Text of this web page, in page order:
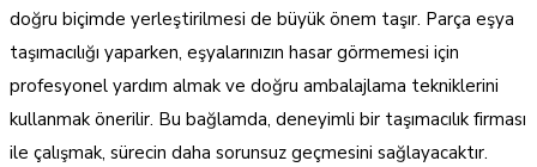
doğru biçimde yerleştirilmesi de büyük önem taşır. Parça eşya
taşımacılığı yaparken, eşyalarınızın hasar görmemesi için
profesyonel yardım almak ve doğru ambalajlama tekniklerini
kullanmak önerilir. Bu bağlamda, deneyimli bir taşımacılık firması
ile çalışmak, sürecin daha sorunsuz geçmesini sağlayacaktır.